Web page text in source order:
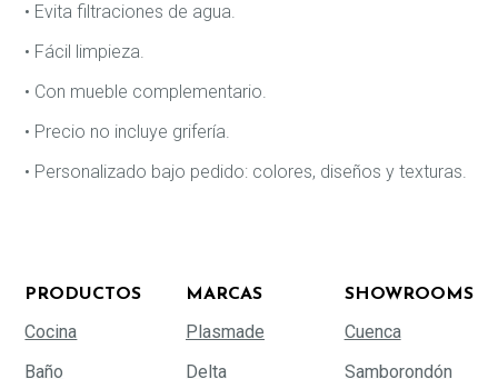
• Evita filtraciones de agua.
• Fácil limpieza.
• Con mueble complementario.
• Precio no incluye grifería.
• Personalizado bajo pedido: colores, diseños y texturas.
PRODUCTOS
Cocina
Baño
MARCAS
Plasmade
Delta
SHOWROOMS
Cuenca
Samborondón